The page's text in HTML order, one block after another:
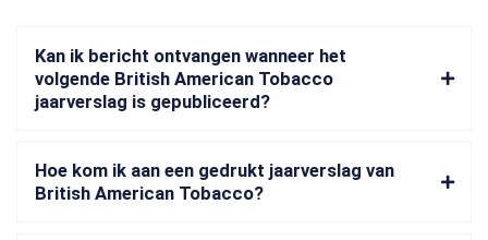
Kan ik bericht ontvangen wanneer het
volgende British American Tobacco
jaarverslag is gepubliceerd?
Hoe kom ik aan een gedrukt jaarverslag van
British American Tobacco?